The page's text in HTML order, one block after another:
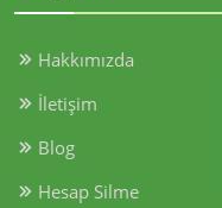
Hakkımızda
İletişim
Blog
Hesap Silme